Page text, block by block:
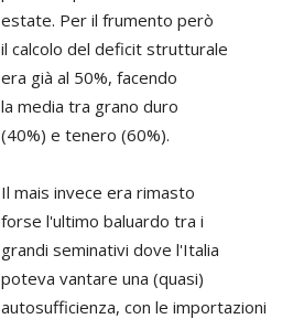
estate. Per il frumento però
il calcolo del deficit strutturale
era già al 50%, facendo
la media tra grano duro
(40%) e tenero (60%).
Il mais invece era rimasto
forse l'ultimo baluardo tra i
grandi seminativi dove l'Italia
poteva vantare una (quasi)
autosufficienza, con le importazioni